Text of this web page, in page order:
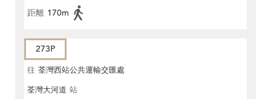
距離 170m
273P
往 荃灣西站公共運輸交匯處
荃灣大河道 站